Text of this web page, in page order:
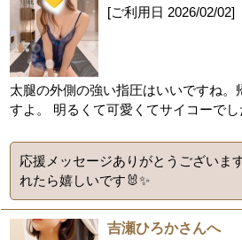
[ご利用日 2026/02/02]
太腿の外側の強い指圧はいいですね。
すよ。 明るくて可愛くてサイコーでし
応援メッセージありがとうございま
れたら嬉しいです🐰✨
吉瀬ひろかさんへ